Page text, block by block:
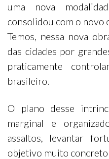
uma nova
consolidou com o novo
Temos, nessa nova
das cidades por
praticamente
brasileiro.
O plano desse
marginal e
assaltos, levantar
objetivo muito concreto